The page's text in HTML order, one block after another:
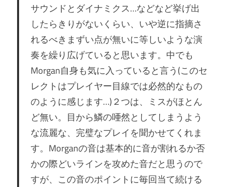
サウンドとダイナミクス…などなど挙げ出
したらきりがないくらい、いや逆に指摘さ
れるべきまずい点が無いに等しいような演
奏を繰り広げていると思います。中でも
Morgan自身も気に入っていると言う(このセ
レクトはプレイヤー目線では必然的なもの
のように感じます…)２つは、ミスがほとん
ど無い。目から鱗の唖然としてしまうよう
な流麗な、完璧なプレイを聞かせてくれま
す。Morganの音は基本的に音が割れるか否
かの際どいラインを攻めた音だと思うので
すが、この音のポイントに毎回当て続ける